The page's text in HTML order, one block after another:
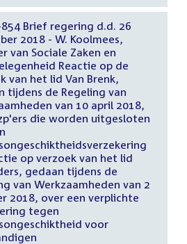
Brief regering d.d. 26
2018 - W. Koolmees,
van Sociale Zaken en
Reactie op de
van het lid Van Brenk,
tijdens de Regeling van
van 10 april 2018,
die worden uitgesloten
op verzoek van het lid
gedaan tijdens de
van Werkzaamheden van 2
2018, over een verplichte
tegen
voor